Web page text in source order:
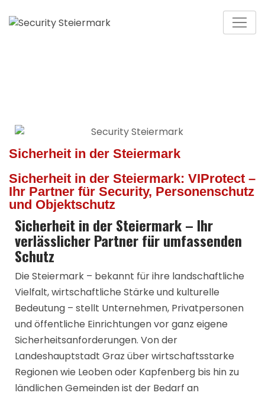
Sicherheit in der Steiermark
Sicherheit in der Steiermark: VIProtect –
Ihr Partner für Security, Personenschutz
und Objektschutz
Sicherheit in der Steiermark – Ihr
verlässlicher Partner für umfassenden
Schutz
Die Steiermark – bekannt für ihre landschaftliche
Vielfalt, wirtschaftliche Stärke und kulturelle
Bedeutung – stellt Unternehmen, Privatpersonen
und öffentliche Einrichtungen vor ganz eigene
Sicherheitsanforderungen. Von der
Landeshauptstadt Graz über wirtschaftsstarke
Regionen wie Leoben oder Kapfenberg bis hin zu
ländlichen Gemeinden ist der Bedarf an